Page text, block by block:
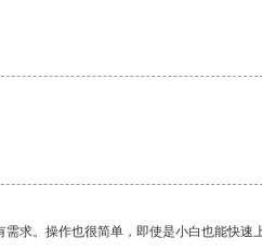
求。操作也很简单，即使是小白也能快速上